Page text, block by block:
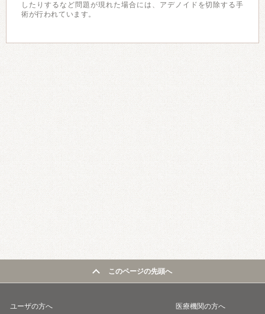
したりするなど問題が現れた場合には、アデノイドを切除する手
術が行われています。
このページの先頭へ
ユーザの方へ 医療機関の方へ